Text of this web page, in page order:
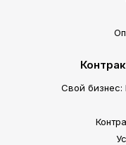
Свой бизнес: